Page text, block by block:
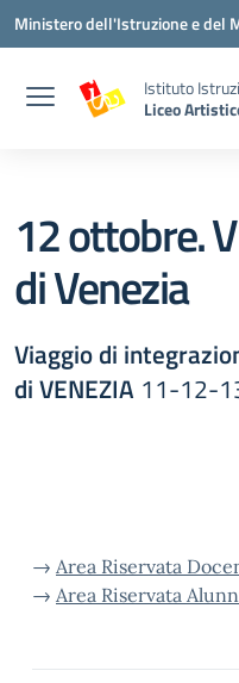
Vai ai contenuti
Vai al menu di navigazione
Vai al footer
Ministero dell'Istruzione e del
Istituto
Liceo
12 ottobre.
di Venezia
Viaggio di
di VENEZIA 11-12-
→ Area Riservata
→ Area Riservata